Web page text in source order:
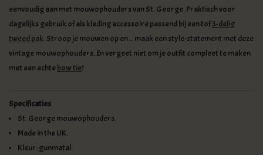
eenvoudig aan met mouwophouders van St. George. Praktisch voor
dagelijks gebruik of als kleding accessoire passend bij een tof3-delig
tweed pak. Stroop je mouwen op en... maak een style-statement met deze
vintage mouwophouders. En vergeet niet om je outfit compleet te maken
met een echtebow tie!
Specificaties
St. George mouwophouders.
Made in the UK.
Kleur: gunmatal.